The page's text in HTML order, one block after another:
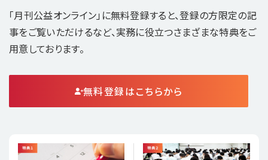
「月刊公益オンライン」に無料登録すると、登録の方限定の記
事をご覧いただけるなど、実務に役立つさまざまな特典をご
用意しております。
無料登録はこちらから